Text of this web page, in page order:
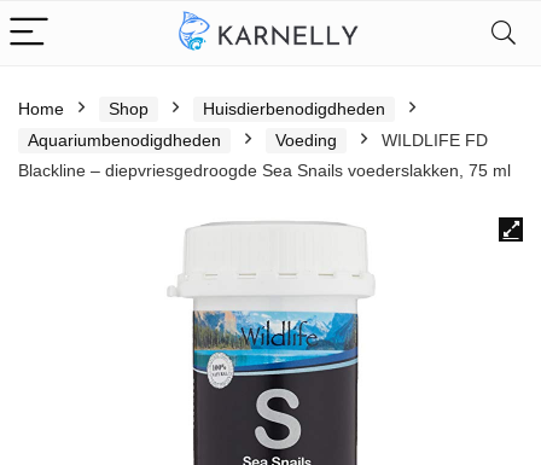
Home Shop
Huisdierbenodigdheden
Aquariumbenodigdheden
Voeding
WILDLIFE FD
Blackline – diepvriesgedroogde Sea Snails voederslakken, 75 ml